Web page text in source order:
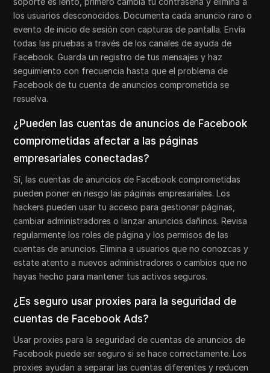
los usuarios desconocidos. Documenta cada anuncio raro o
evento de inicio de sesión con capturas de pantalla. Envía
todas las pruebas a través de los canales de ayuda de
Facebook. Guarda un registro de tus mensajes y haz
seguimiento con frecuencia hasta que el problema de
Facebook de tu cuenta de anuncios comprometida se
resuelva.
¿Pueden las cuentas de anuncios de Facebook
comprometidas afectar a las páginas
empresariales conectadas?
Sí, las cuentas de anuncios de Facebook comprometidas
pueden poner en riesgo las páginas empresariales. Los
hackers pueden usar tu acceso para gestionar páginas,
cambiar administradores o lanzar anuncios dañinos. Revisa
regularmente los roles de página y los permisos de las
cuentas de anuncios. Elimina a usuarios que no conozcas y
estate atento a nuevos administradores o cambios que no
hayas hecho para mantener tus activos seguros.
¿Es seguro usar proxies para la seguridad de
cuentas de Facebook Ads?
Usar proxies para la seguridad de cuentas de anuncios de
Facebook puede ser seguro si se hace correctamente. Los
proxies ayudan a separar las cuentas diferentes y reducen